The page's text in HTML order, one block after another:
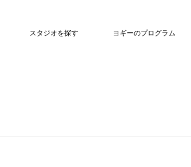
スタジオを探す ヨギーのプログラム